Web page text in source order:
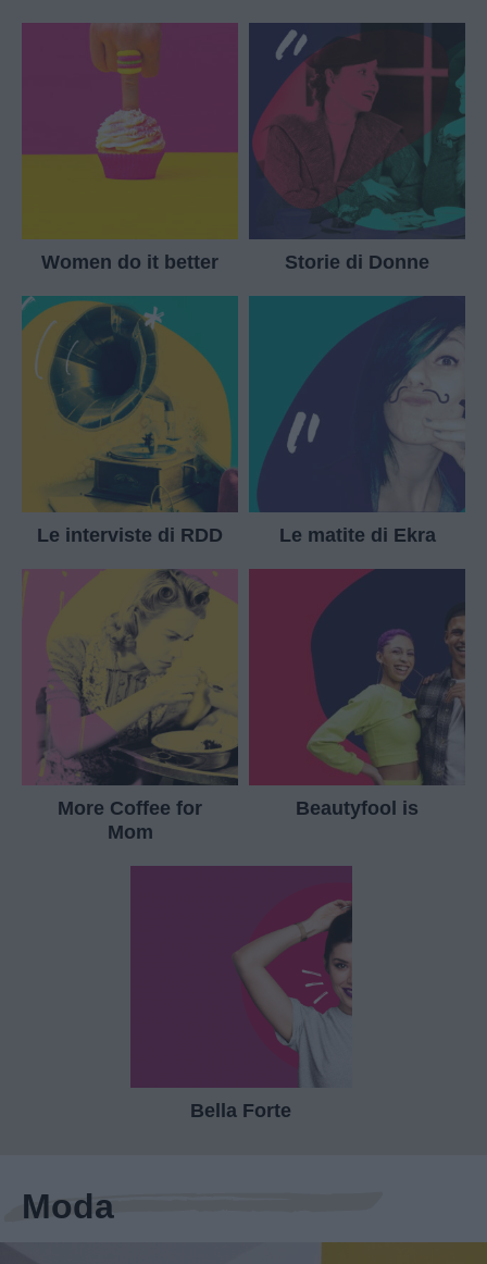
Women do it better Storie di Donne
Le interviste di RDD Le matite di Ekra
More Coffee for
Mom
Beautyfool is
Bella Forte
Moda